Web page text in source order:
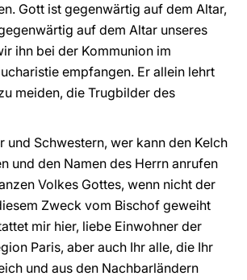
Gott ist gegenwärtig auf dem Altar,
auf dem Altar unseres
ihn bei der Kommunion im
empfangen. Er allein lehrt
meiden, die Trugbilder des
und Schwestern, wer kann den Kelch
und den Namen des Herrn anrufen
Volkes Gottes, wenn nicht der
Zweck vom Bischof geweiht
mir hier, liebe Einwohner der
Paris, aber auch Ihr alle, die Ihr
und aus den Nachbarländern